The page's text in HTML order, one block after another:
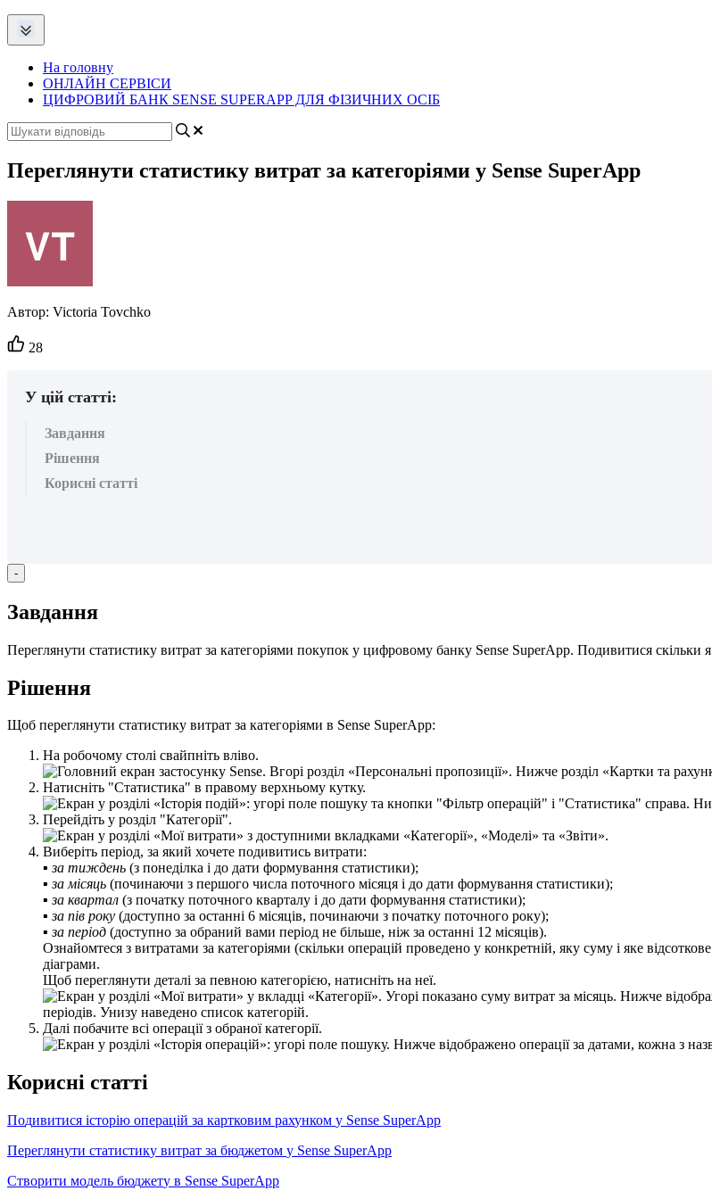
На головну
ОНЛАЙН СЕРВІСИ
ЦИФРОВИЙ БАНК SENSE SUPERAPP ДЛЯ ФІЗИЧНИХ ОСІБ
Переглянути статистику витрат за категоріями у Sense SuperApp
Автор: Victoria Tovchko
Кількість
вподобайок:
28
У цій статті:
Завдання
Рішення
Корисні статті
-
Завдання
Переглянути статистику витрат за категоріями покупок у цифровому банку Sense SuperApp. Подивитися скільки я
Рішення
Щоб переглянути статистику витрат за категоріями в Sense SuperApp:
На робочому столі свайпніть вліво.
Натисніть "Статистика" в правому верхньому кутку.
Перейдіть у розділ "Категорії".
Виберіть період, за який хочете подивитись витрати:
▪ за тиждень (з понеділка і до дати формування статистики);
▪ за місяць (починаючи з першого числа поточного місяця і до дати формування статистики);
▪ за квартал (з початку поточного кварталу і до дати формування статистики);
▪ за пів року (доступно за останні 6 місяців, починаючи з початку поточного року);
▪ за період (доступно за обраний вами період не більше, ніж за останні 12 місяців).
Ознайомтеся з витратами за категоріями (скільки операцій проведено у конкретній, яку суму і яке відсоткове
діаграми.
Щоб переглянути деталі за певною категорією, натисніть на неї.
Далі побачите всі операції з обраної категорії.
Корисні статті
Подивитися історію операцій за картковим рахунком у Sense SuperApp
Переглянути статистику витрат за бюджетом у Sense SuperApp
Створити модель бюджету в Sense SuperApp